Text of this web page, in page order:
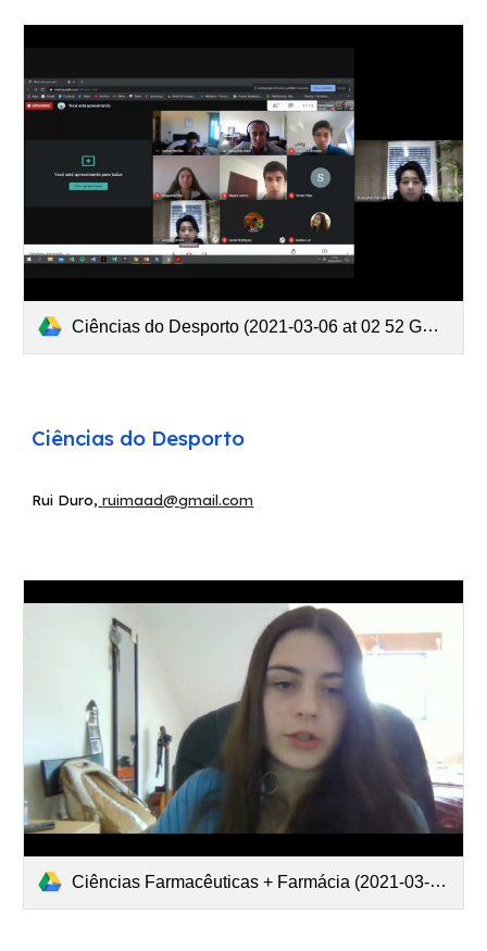
Ciências do Desporto (2021-03-06 at 02 52 GMT-8).mp4
Ciências do Desporto
Rui Duro, ruimaad@gmail.com
Ciências Farmacêuticas + Farmácia (2021-03-06 at 04 02 GMT-8).mp4